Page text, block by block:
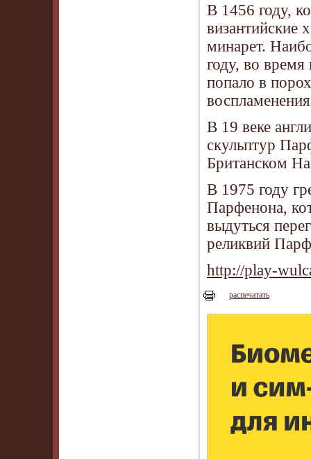
В 1456 году,
византийские
минарет.
году, во
попало в
В 19 веке
скульптур
Британском
В 1975 году
Парфенона,
выдуться
реликвий
http://play-
распечатать